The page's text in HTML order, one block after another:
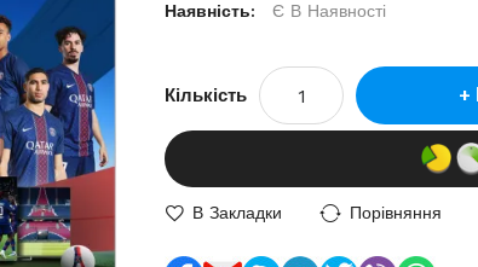
Наявність:
Є В Наявності
Кількість
В Закладки Порівняння